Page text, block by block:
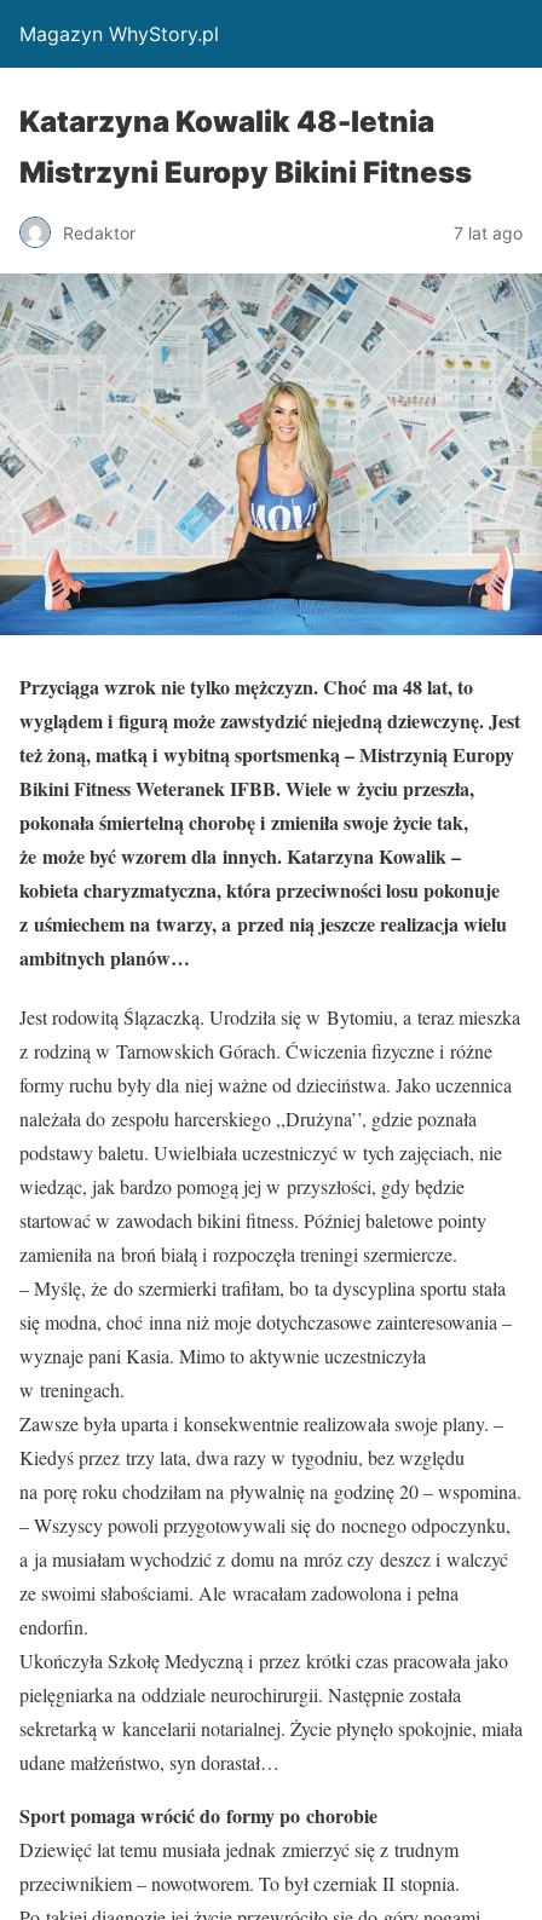
Magazyn WhyStory.pl
Katarzyna Kowalik 48-letnia
Mistrzyni Europy Bikini Fitness
Redaktor 7 lat ago
Przyciąga wzrok nie tylko mężczyzn. Choć ma 48 lat, to
wyglądem i figurą może zawstydzić niejedną dziewczynę. Jest
też żoną, matką i wybitną sportsmenką – Mistrzynią Europy
Bikini Fitness Weteranek IFBB. Wiele w życiu przeszła,
pokonała śmiertelną chorobę i zmieniła swoje życie tak,
że może być wzorem dla innych. Katarzyna Kowalik –
kobieta charyzmatyczna, która przeciwności losu pokonuje
z uśmiechem na twarzy, a przed nią jeszcze realizacja wielu
ambitnych planów…
Jest rodowitą Ślązaczką. Urodziła się w Bytomiu, a teraz mieszka
z rodziną w Tarnowskich Górach. Ćwiczenia fizyczne i różne
formy ruchu były dla niej ważne od dzieciństwa. Jako uczennica
należała do zespołu harcerskiego ,,Drużyna’’, gdzie poznała
podstawy baletu. Uwielbiała uczestniczyć w tych zajęciach, nie
wiedząc, jak bardzo pomogą jej w przyszłości, gdy będzie
startować w zawodach bikini fitness. Później baletowe pointy
zamieniła na broń białą i rozpoczęła treningi szermiercze.
– Myślę, że do szermierki trafiłam, bo ta dyscyplina sportu stała
się modna, choć inna niż moje dotychczasowe zainteresowania –
wyznaje pani Kasia. Mimo to aktywnie uczestniczyła
w treningach.
Zawsze była uparta i konsekwentnie realizowała swoje plany. –
Kiedyś przez trzy lata, dwa razy w tygodniu, bez względu
na porę roku chodziłam na pływalnię na godzinę 20 – wspomina.
– Wszyscy powoli przygotowywali się do nocnego odpoczynku,
a ja musiałam wychodzić z domu na mróz czy deszcz i walczyć
ze swoimi słabościami. Ale wracałam zadowolona i pełna
endorfin.
Ukończyła Szkołę Medyczną i przez krótki czas pracowała jako
pielęgniarka na oddziale neurochirurgii. Następnie została
sekretarką w kancelarii notarialnej. Życie płynęło spokojnie, miała
udane małżeństwo, syn dorastał…
Sport pomaga wrócić do formy po chorobie
Dziewięć lat temu musiała jednak zmierzyć się z trudnym
przeciwnikiem – nowotworem. To był czerniak II stopnia.